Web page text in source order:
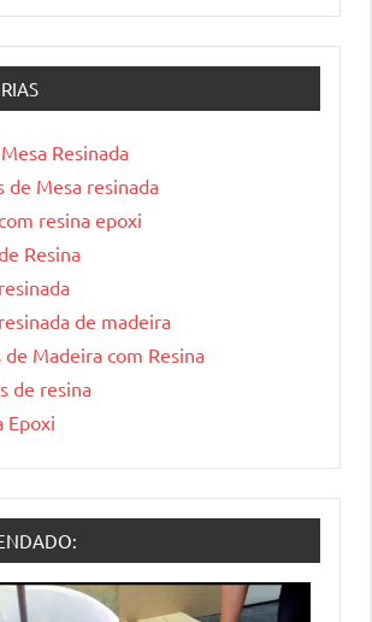
Resinada
de Mesa resinada
resina epoxi
Resina
de madeira
de Madeira com Resina
de resina
Epoxi